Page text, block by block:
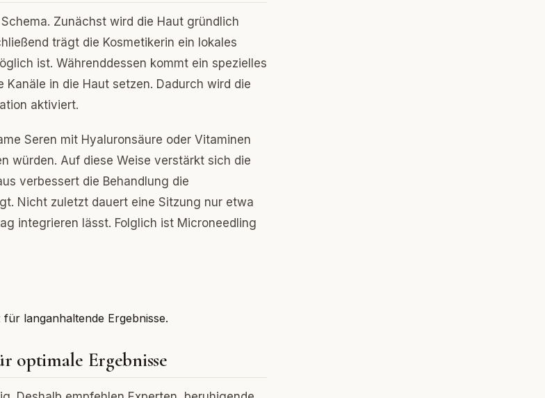
Zunächst wird die Haut gründlich
trägt die Kosmetikerin ein lokales
ist. Währenddessen kommt ein spezielles
in die Haut setzen. Dadurch wird die
aktiviert.
Seren mit Hyaluronsäure oder Vitaminen
würden. Auf diese Weise verstärkt sich die
verbessert die Behandlung die
Nicht zuletzt dauert eine Sitzung nur etwa
integrieren lässt. Folglich ist Microneedling
langanhaltende Ergebnisse.
optimale Ergebnisse